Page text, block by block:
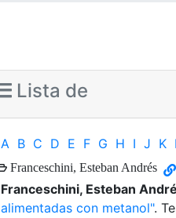
Lista de
A B C D E F G H I J K
Franceschini, Esteban Andrés
Franceschini, Esteban
alimentadas con metanol".